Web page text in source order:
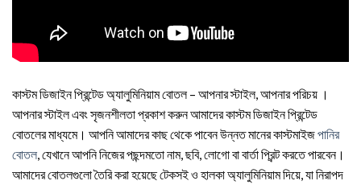
কাস্টম ডিজাইন প্রিন্টেড অ্যালুমিনিয়াম বোতল – আপনার স্টাইল, আপনার পরিচয় ।
আপনার স্টাইল এবং সৃজনশীলতা প্রকাশ করুন আমাদের কাস্টম ডিজাইন প্রিন্টেড
বোতলের মাধ্যমে। আপনি আমাদের কাছ থেকে পাবেন উন্নত মানের কাস্টমাইজপানির
বোতল, যেখানে আপনি নিজের পছন্দমতো নাম, ছবি, লোগো বা বার্তা প্রিন্ট করতে পারবেন।
আমাদের বোতলগুলো তৈরি করা হয়েছে টেকসই ও হালকা অ্যালুমিনিয়াম দিয়ে, যা নিরাপদ